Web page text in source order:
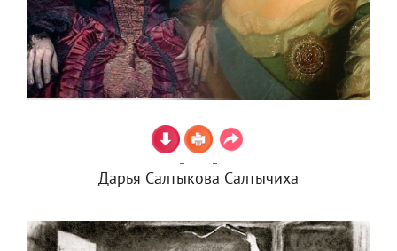
Дарья Салтыкова Салтычиха